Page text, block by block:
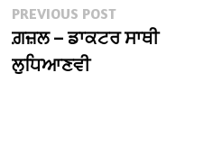
Post
navigation
PREVIOUS POSTPrevious
post:
ਗ਼ਜ਼ਲ – ਡਾਕਟਰ ਸਾਥੀ
ਲੁਧਿਆਣਵੀ